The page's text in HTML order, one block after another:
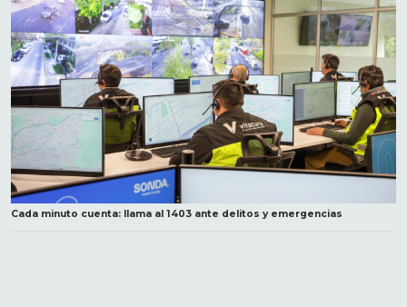
Cada minuto cuenta: llama al 1403 ante delitos y emergencias